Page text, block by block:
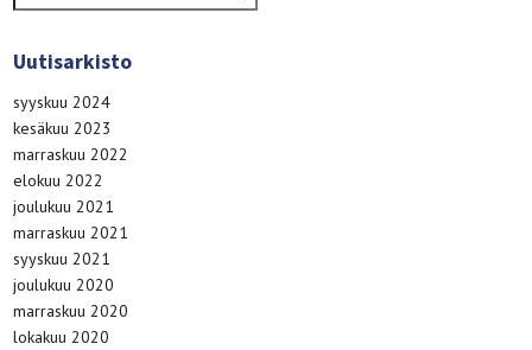
Uutisarkisto
syyskuu 2024
kesäkuu 2023
marraskuu 2022
elokuu 2022
joulukuu 2021
marraskuu 2021
syyskuu 2021
joulukuu 2020
marraskuu 2020
lokakuu 2020